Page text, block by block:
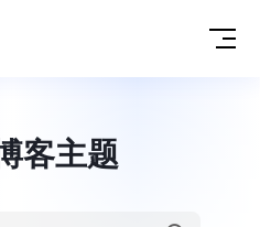
客主题